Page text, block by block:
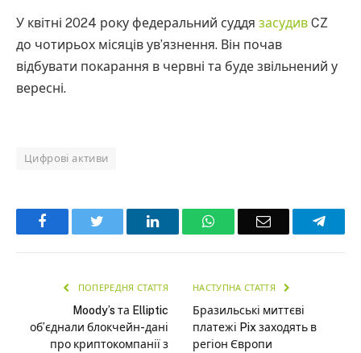
У квітні 2024 року федеральний суддя засудив CZ
до чотирьох місяців ув’язнення. Він почав
відбувати покарання в червні та буде звільнений у
вересні.
Цифрові активи
Facebook LinkedInWhatsAppEmail
ПОПЕРЕДНЯ СТАТТЯ
Moody’s та Elliptic
об’єднали блокчейн-дані
про криптокомпанії з
НАСТУПНА СТАТТЯ
Бразильські миттєві
платежі Pix заходять в
регіон Європи